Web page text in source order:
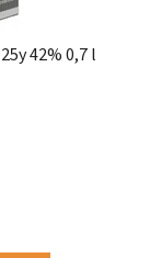
42% 0,7 l